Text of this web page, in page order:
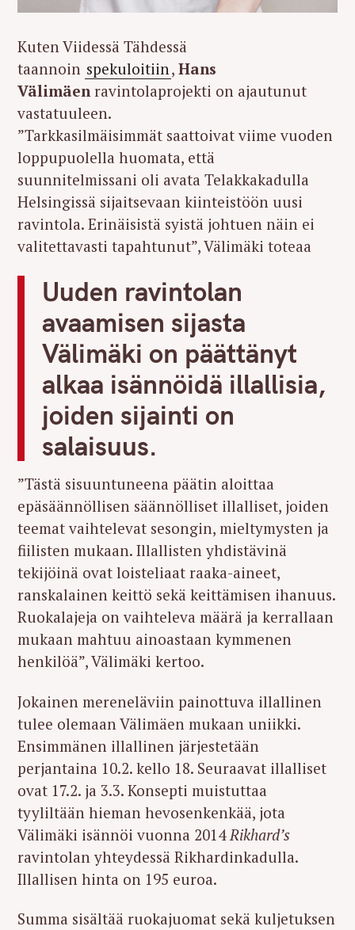
Kuten Viidessä Tähdessä
taannoin spekuloitiin , Hans
Välimäen ravintolaprojekti on ajautunut
vastatuuleen.
”Tarkkasilmäisimmät saattoivat viime vuoden
loppupuolella huomata, että
suunnitelmissani oli avata Telakkakadulla
Helsingissä sijaitsevaan kiinteistöön uusi
ravintola. Erinäisistä syistä johtuen näin ei
valitettavasti tapahtunut”, Välimäki toteaa
Uuden ravintolan
avaamisen sijasta
Välimäki on päättänyt
alkaa isännöidä illallisia,
joiden sijainti on
salaisuus.
”Tästä sisuuntuneena päätin aloittaa
epäsäännöllisen säännölliset illalliset, joiden
teemat vaihtelevat sesongin, mieltymysten ja
fiilisten mukaan. Illallisten yhdistävinä
tekijöinä ovat loisteliaat raaka-aineet,
ranskalainen keittö sekä keittämisen ihanuus.
Ruokalajeja on vaihteleva määrä ja kerrallaan
mukaan mahtuu ainoastaan kymmenen
henkilöä”, Välimäki kertoo.
Jokainen mereneläviin painottuva illallinen
tulee olemaan Välimäen mukaan uniikki.
Ensimmänen illallinen järjestetään
perjantaina 10.2. kello 18. Seuraavat illalliset
ovat 17.2. ja 3.3. Konsepti muistuttaa
tyyliltään hieman hevosenkenkää, jota
Välimäki isännöi vuonna 2014 Rikhard’s
ravintolan yhteydessä Rikhardinkadulla.
Illallisen hinta on 195 euroa.
Summa sisältää ruokajuomat sekä kuljetuksen